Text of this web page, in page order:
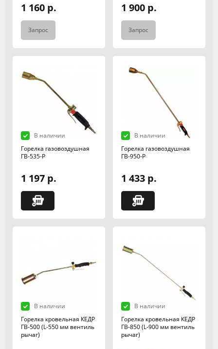
1 160 р.
Запрос
1 900 р.
Запрос
В наличии
Горелка газовоздушная
ГВ-535-Р
1 197 р.
В наличии
Горелка газовоздушная
ГВ-950-Р
1 433 р.
В наличии
Горелка кровельная КЕДР
ГВ-500 (L-550 мм вентиль
рычаг)
В наличии
Горелка кровельная КЕДР
ГВ-850 (L-900 мм вентиль
рычаг)